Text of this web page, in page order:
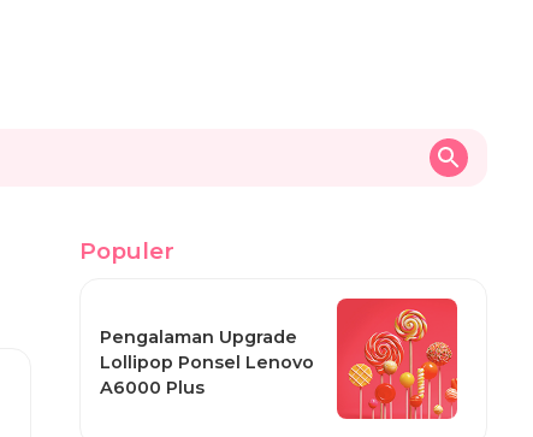
Populer
Pengalaman Upgrade
Lollipop Ponsel Lenovo
A6000 Plus